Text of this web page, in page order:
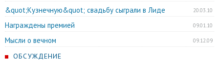
20.03.10
&quot;Кузнечную&quot; свадьбу сыграли в Лиде
09.01.10
Награждены премией
09.12.09
Мысли о вечном
ОБСУЖДЕНИЕ